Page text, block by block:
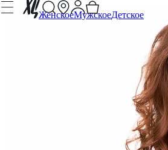
ЖенскоеМужскоеДетское